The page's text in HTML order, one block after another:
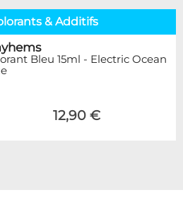
& Additifs
Bleu 15ml - Electric Ocean
12,90 €